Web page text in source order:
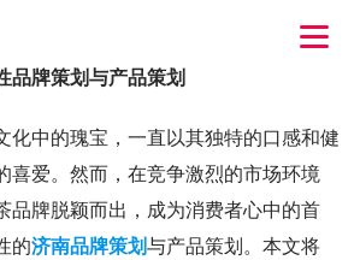
品牌策划与产品策划
化中的瑰宝，一直以其独特的口感和健
喜爱。然而，在竞争激烈的市场环境
品牌脱颖而出，成为消费者心中的首
的济南品牌策划与产品策划。本文将